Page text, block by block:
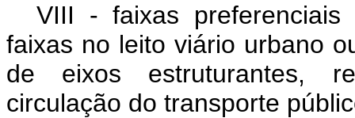
VIII - faixas
faixas no leito viário urbano
de eixos estruturantes,
circulação do transporte